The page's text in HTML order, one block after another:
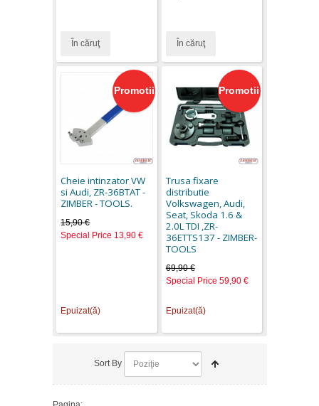
În căruţ În căruţ
Promotii
Cheie intinzator VW
si Audi, ZR-36BTAT -
ZIMBER - TOOLS.
15,90 €
Special Price 13,90 €
Epuizat(ă)
Promotii
Trusa fixare
distributie
Volkswagen, Audi,
Seat, Skoda 1.6 &
2.0L TDI ,ZR-
36ETTS137 - ZIMBER-
TOOLS
69,90 €
Special Price 59,90 €
Epuizat(ă)
Sort By